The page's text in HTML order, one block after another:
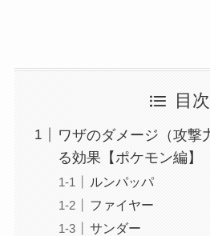
目次
ワザのダメージ（攻撃
る効果【ポケモン編】
ルンパッパ
ファイヤー
サンダー